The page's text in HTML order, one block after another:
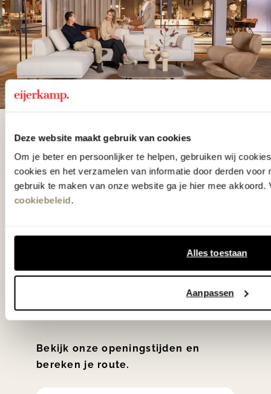
Deze website maakt gebruik van cookies
Om je beter en persoonlijker te helpen, gebruiken wij
cookies en het verzamelen van informatie door derden voor
gebruik te maken van onze website ga je hier mee akkoord.
cookiebeleid.
Alles toestaan
Aanpassen
De woonwinkel
gezien op tv!
Wie kent het programma vtwonen
hebben met liefde de mooiste woon-,
samengesteld met de mooiste
klassiekers en de nieuwste ontwerpen
in verrassende materialen en kleuren!
Bekijk onze openingstijden en
bereken je route.